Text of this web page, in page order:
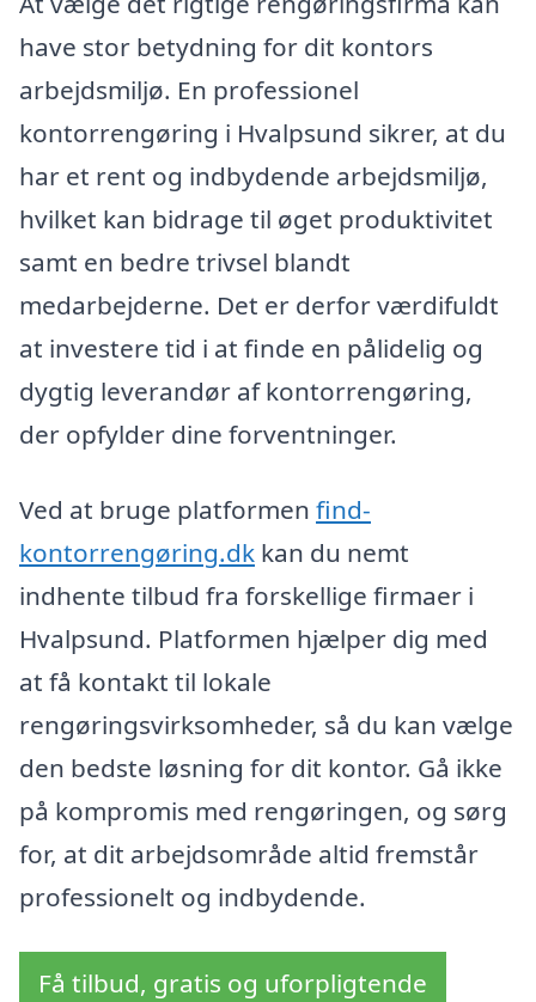
have stor betydning for dit kontors
arbejdsmiljø. En professionel
kontorrengøring i Hvalpsund sikrer, at du
har et rent og indbydende arbejdsmiljø,
hvilket kan bidrage til øget produktivitet
samt en bedre trivsel blandt
medarbejderne. Det er derfor værdifuldt
at investere tid i at finde en pålidelig og
dygtig leverandør af kontorrengøring,
der opfylder dine forventninger.
Ved at bruge platformen find-
kontorrengøring.dk kan du nemt
indhente tilbud fra forskellige firmaer i
Hvalpsund. Platformen hjælper dig med
at få kontakt til lokale
rengøringsvirksomheder, så du kan vælge
den bedste løsning for dit kontor. Gå ikke
på kompromis med rengøringen, og sørg
for, at dit arbejdsområde altid fremstår
professionelt og indbydende.
Få tilbud, gratis og uforpligtende